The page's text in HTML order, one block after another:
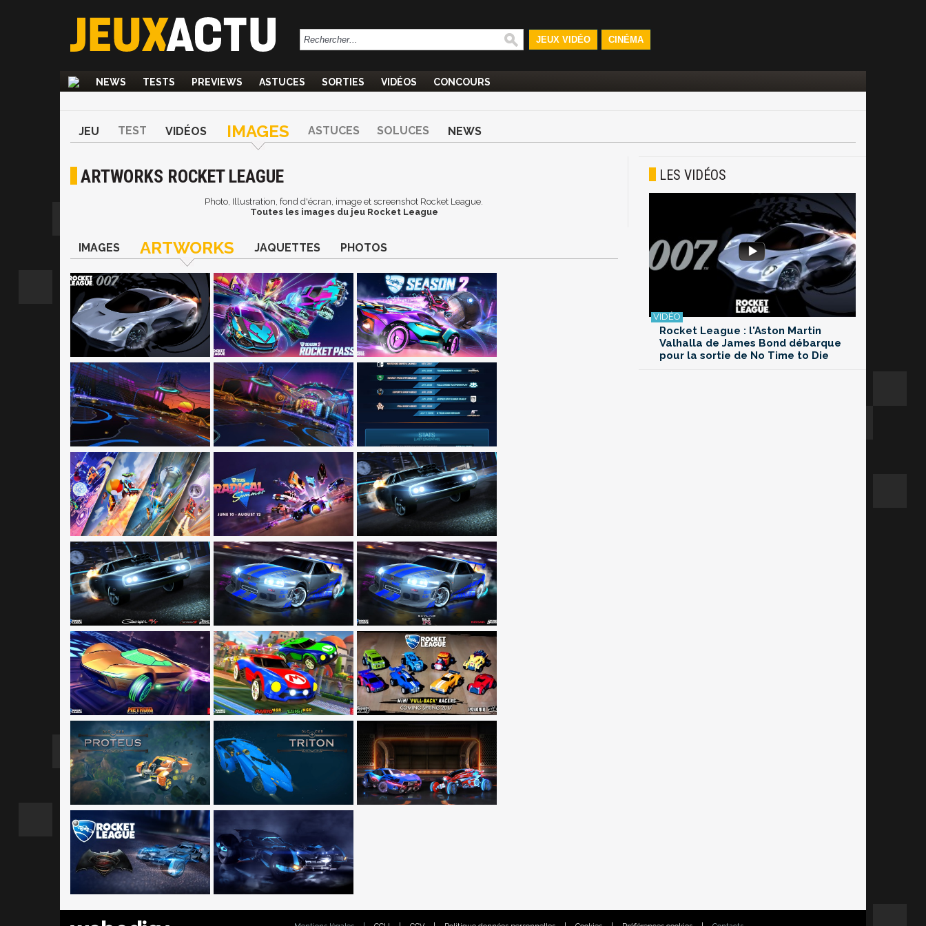
JEUX VIDÉO CINÉMA
NEWS TESTS PREVIEWS ASTUCES SORTIES VIDÉOS CONCOURS
JEU TEST VIDÉOS IMAGES ASTUCES SOLUCES NEWS
ARTWORKS ROCKET LEAGUE
Photo, Illustration, fond d'écran, image et screenshot Rocket League.
Toutes les images du jeu Rocket League
IMAGES ARTWORKS JAQUETTES PHOTOS
LES VIDÉOS
Rocket League : l'Aston Martin
Valhalla de James Bond débarque
pour la sortie de No Time to Die